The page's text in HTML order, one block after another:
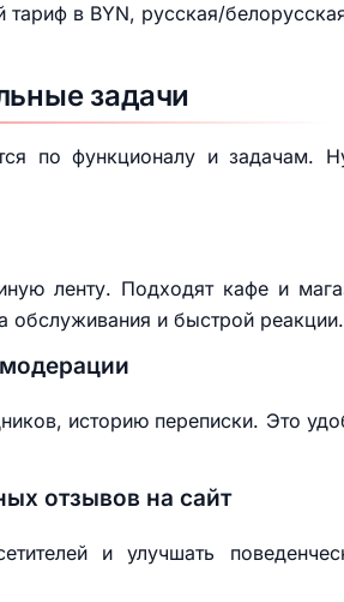
в BYN, русская/
задачи
по функционалу и задачам.
ленту. Подходят кафе и
обслуживания и быстрой реакции.
историю переписки. Это
отзывов на сайт
и улучшать